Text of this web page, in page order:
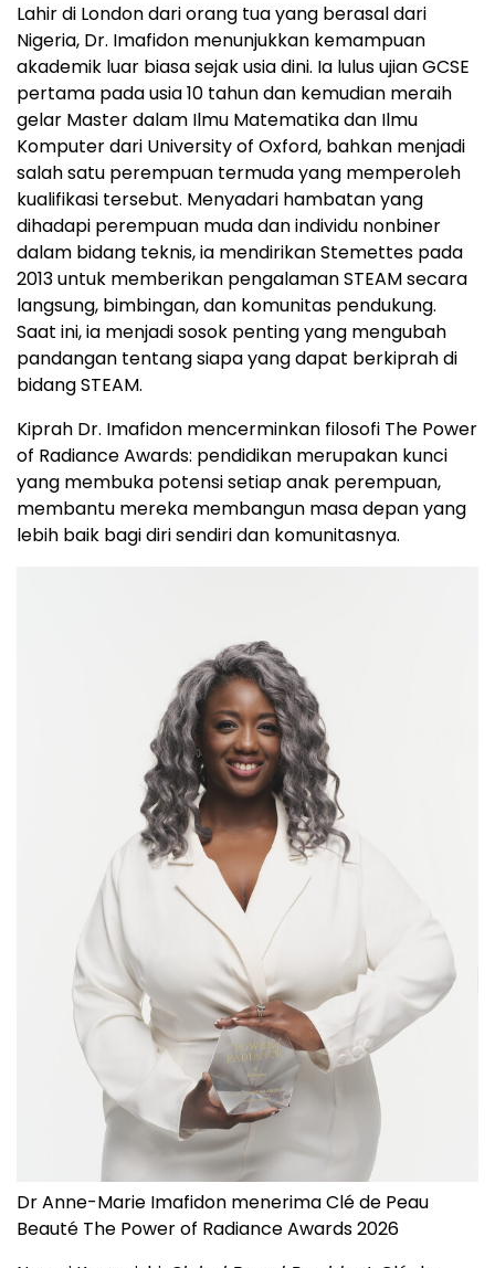
Lahir di London dari orang tua yang berasal dari
Nigeria, Dr. Imafidon menunjukkan kemampuan
akademik luar biasa sejak usia dini. Ia lulus ujian GCSE
pertama pada usia 10 tahun dan kemudian meraih
gelar Master dalam Ilmu Matematika dan Ilmu
Komputer dari University of Oxford, bahkan menjadi
salah satu perempuan termuda yang memperoleh
kualifikasi tersebut. Menyadari hambatan yang
dihadapi perempuan muda dan individu nonbiner
dalam bidang teknis, ia mendirikan Stemettes pada
2013 untuk memberikan pengalaman STEAM secara
langsung, bimbingan, dan komunitas pendukung.
Saat ini, ia menjadi sosok penting yang mengubah
pandangan tentang siapa yang dapat berkiprah di
bidang STEAM.
Kiprah Dr. Imafidon mencerminkan filosofi The Power
of Radiance Awards: pendidikan merupakan kunci
yang membuka potensi setiap anak perempuan,
membantu mereka membangun masa depan yang
lebih baik bagi diri sendiri dan komunitasnya.
Dr Anne-Marie Imafidon menerima Clé de Peau
Beauté The Power of Radiance Awards 2026